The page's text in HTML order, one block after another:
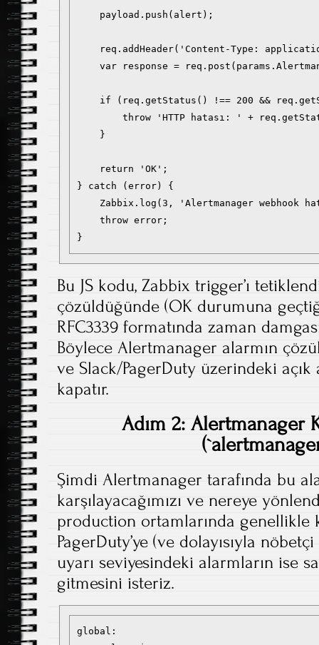
    payload.push(alert);
req.addHeader('Content-Type:
var response =
if (req.getStatus() !== 200 &&
throw 'HTTP hatası: ' +
    }
    return 'OK';
} catch (error) {
Zabbix.log(3, 'Alertmanager webhook
    throw error;
Bu JS kodu, Zabbix trigger’ı
çözüldüğünde (OK durumuna
RFC3339 formatında zaman
Böylece Alertmanager alarmın
ve Slack/PagerDuty üzerindeki
kapatır.
Adım 2: Alertmanager
Şimdi Alertmanager tarafında bu
karşılayacağımızı ve nereye
production ortamlarında genellikle
PagerDuty’ye (ve dolayısıyla
uyarı seviyesindeki alarmların ise
gitmesini isteriz.
global: